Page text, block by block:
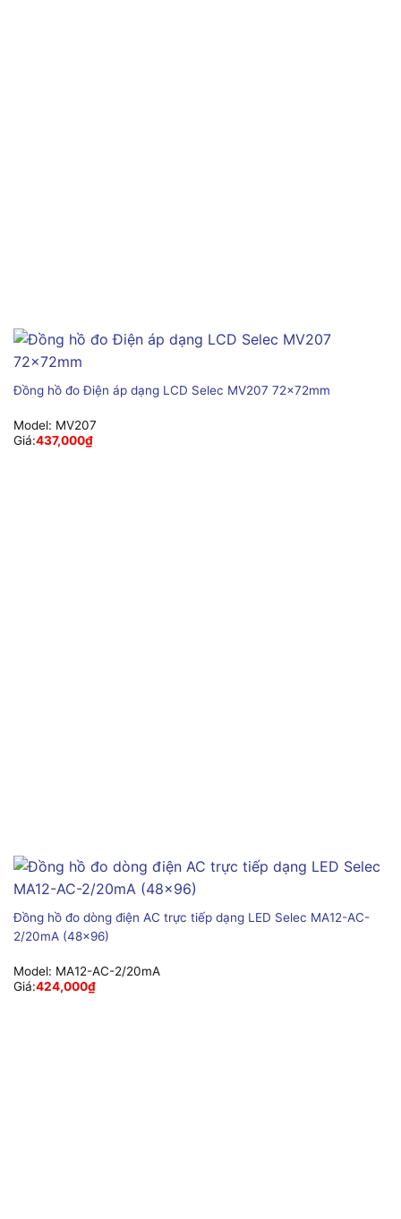
Đồng hồ đo Điện áp dạng LCD Selec MV207 72x72mm
Model: MV207
Giá:437,000₫
Đồng hồ đo dòng điện AC trực tiếp dạng LED Selec MA12-AC-
2/20mA (48×96)
Model: MA12-AC-2/20mA
Giá:424,000₫